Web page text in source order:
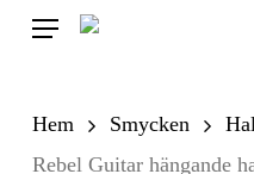
Skip
content
Menu
Hem Smycken
Rebel Guitar hängande